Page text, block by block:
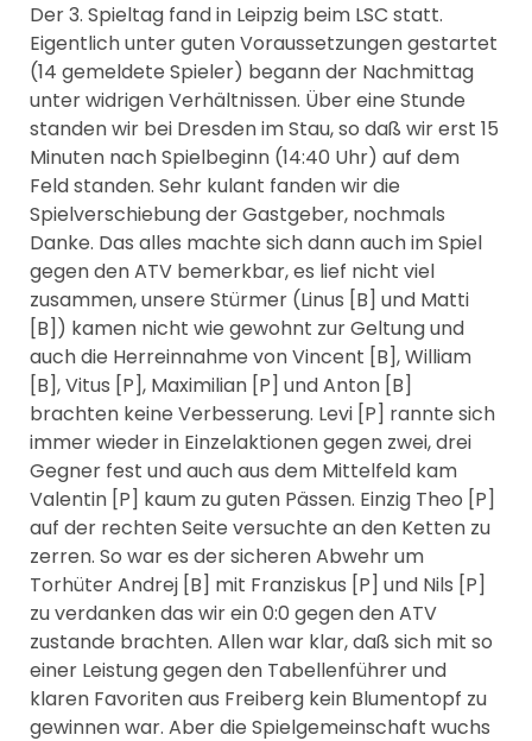
Der 3. Spieltag fand in Leipzig beim LSC statt.
Eigentlich unter guten Voraussetzungen gestartet
(14 gemeldete Spieler) begann der Nachmittag
unter widrigen Verhältnissen. Über eine Stunde
standen wir bei Dresden im Stau, so daß wir erst 15
Minuten nach Spielbeginn (14:40 Uhr) auf dem
Feld standen. Sehr kulant fanden wir die
Spielverschiebung der Gastgeber, nochmals
Danke. Das alles machte sich dann auch im Spiel
gegen den ATV bemerkbar, es lief nicht viel
zusammen, unsere Stürmer (Linus [B] und Matti
[B]) kamen nicht wie gewohnt zur Geltung und
auch die Herreinnahme von Vincent [B], William
[B], Vitus [P], Maximilian [P] und Anton [B]
brachten keine Verbesserung. Levi [P] rannte sich
immer wieder in Einzelaktionen gegen zwei, drei
Gegner fest und auch aus dem Mittelfeld kam
Valentin [P] kaum zu guten Pässen. Einzig Theo [P]
auf der rechten Seite versuchte an den Ketten zu
zerren. So war es der sicheren Abwehr um
Torhüter Andrej [B] mit Franziskus [P] und Nils [P]
zu verdanken das wir ein 0:0 gegen den ATV
zustande brachten. Allen war klar, daß sich mit so
einer Leistung gegen den Tabellenführer und
klaren Favoriten aus Freiberg kein Blumentopf zu
gewinnen war. Aber die Spielgemeinschaft wuchs